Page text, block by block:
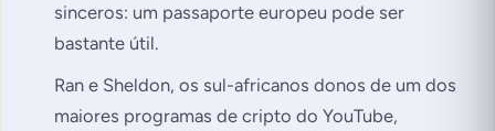
sinceros: um passaporte europeu pode ser
bastante útil.
Ran e Sheldon, os sul-africanos donos de um dos
maiores programas de cripto do YouTube,